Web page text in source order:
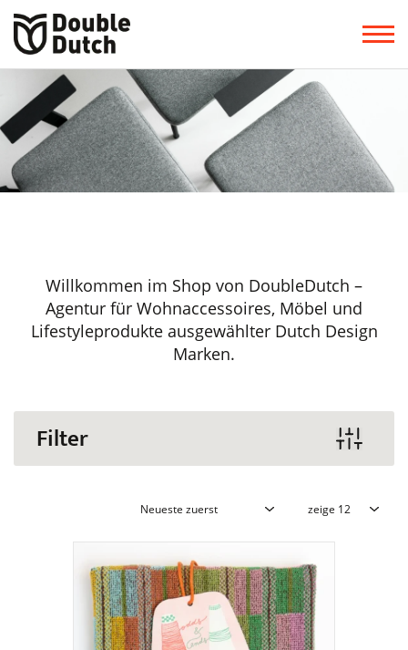
Willkommen im Shop von DoubleDutch –
Agentur für Wohnaccessoires, Möbel und
Lifestyleprodukte ausgewählter Dutch Design
Marken.
Filter